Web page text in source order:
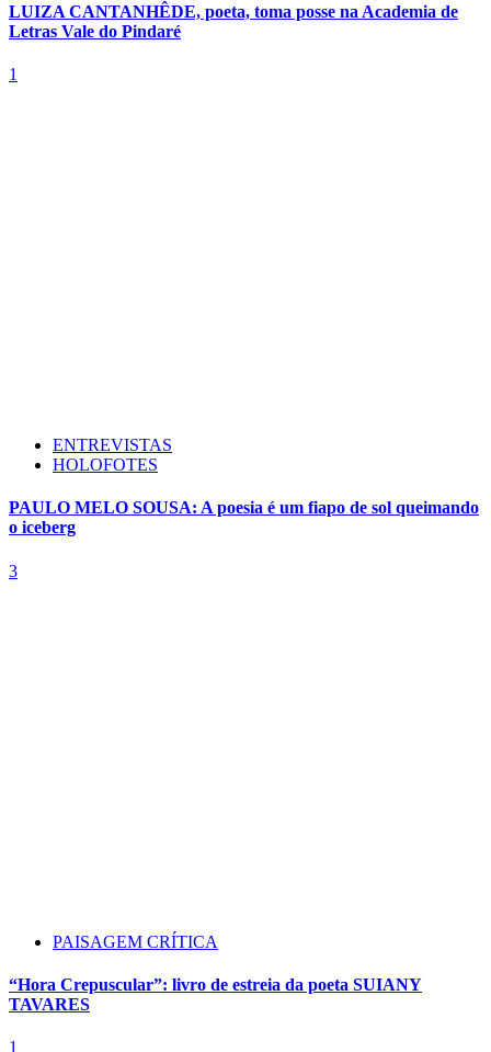
LUIZA CANTANHÊDE, poeta, toma posse na Academia de
Letras Vale do Pindaré
1
ENTREVISTAS
HOLOFOTES
PAULO MELO SOUSA: A poesia é um fiapo de sol queimando
o iceberg
3
PAISAGEM CRÍTICA
“Hora Crepuscular”: livro de estreia da poeta SUIANY
TAVARES
1